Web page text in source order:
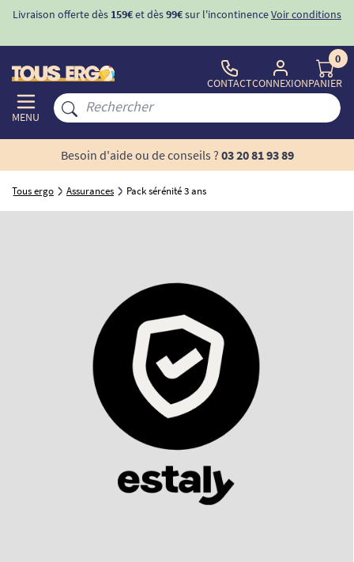
Livraison offerte dès 159€et dès99€sur l'incontinenceVoir conditions
MENU
CONTACTCONNEXION
0
PANIER
Besoin d'aide ou de conseils ? 03 20 81 93 89
Tous ergo Assurances Pack sérénité 3 ans